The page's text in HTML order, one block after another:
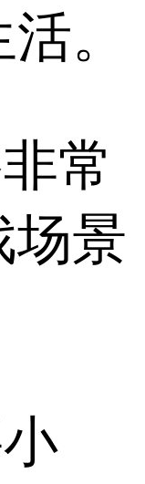
。
常
场景